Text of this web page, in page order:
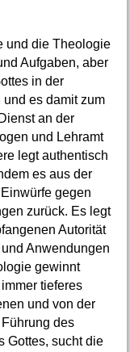
und die Theologie
Aufgaben, aber
in der
es damit zum
an der
und Lehramt
legt authentisch
es aus der
gegen
zurück. Es legt
Autorität
Anwendungen
gewinnt
tieferes
und von der
des
Gottes, sucht die